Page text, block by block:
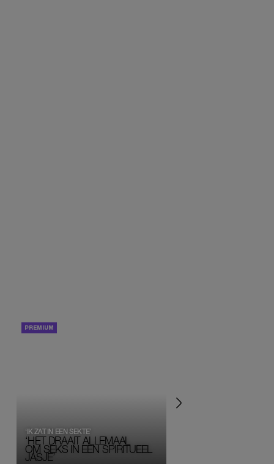
‘HET DRAAIT ALLEMAAL
OM SEKS IN EEN SPIRITUEEL
JASJE’
‘IK ZAT IN EEN SEKTE’